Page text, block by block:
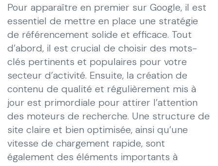
Pour apparaître en premier sur Google, il est
essentiel de mettre en place une stratégie
de référencement solide et efficace. Tout
d’abord, il est crucial de choisir des mots-
clés pertinents et populaires pour votre
secteur d’activité. Ensuite, la création de
contenu de qualité et régulièrement mis à
jour est primordiale pour attirer l’attention
des moteurs de recherche. Une structure de
site claire et bien optimisée, ainsi qu’une
vitesse de chargement rapide, sont
également des éléments importants à